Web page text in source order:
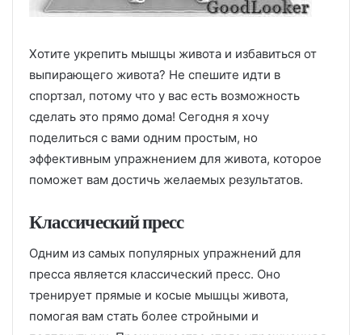
Хотите укрепить мышцы живота и избавиться от
выпирающего живота? Не спешите идти в
спортзал, потому что у вас есть возможность
сделать это прямо дома! Сегодня я хочу
поделиться с вами одним простым, но
эффективным упражнением для живота, которое
поможет вам достичь желаемых результатов.
Классический пресс
Одним из самых популярных упражнений для
пресса является классический пресс. Оно
тренирует прямые и косые мышцы живота,
помогая вам стать более стройными и